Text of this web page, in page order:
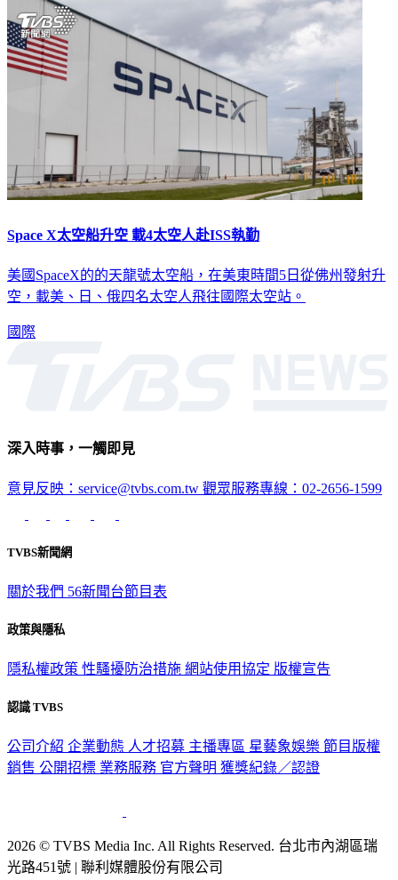
Space X太空船升空 載4太空人赴ISS執勤
美國SpaceX的的天龍號太空船，在美東時間5日從佛州發射升
空，載美、日、俄四名太空人飛往國際太空站。
國際
深入時事，一觸即見
意見反映：service@tvbs.com.tw 觀眾服務專線：02-2656-1599
TVBS新聞網
關於我們 56新聞台節目表
政策與隱私
隱私權政策 性騷擾防治措施 網站使用協定 版權宣告
認識 TVBS
公司介紹 企業動態 人才招募 主播專區 星藝象娛樂 節目版權
銷售 公開招標 業務服務 官方聲明 獲獎紀錄／認證
2026 © TVBS Media Inc. All Rights Reserved. 台北市內湖區瑞
光路451號 | 聯利媒體股份有限公司